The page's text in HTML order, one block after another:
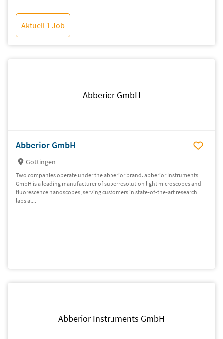
Aktuell 1 Job
Abberior GmbH
Abberior GmbH
Göttingen
Two companies operate under the abberior brand. abberior Instruments
GmbH is a leading manufacturer of superresolution light microscopes and
fluorescence nanoscopes, serving customers in state-of-the-art research
labs al...
Abberior Instruments GmbH